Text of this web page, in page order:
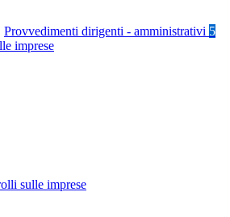
Provvedimenti dirigenti - amministrativi 5
imprese
sulle imprese